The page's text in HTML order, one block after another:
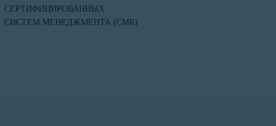
СЕРТИФИЦИРОВАННЫХ
СИСТЕМ МЕНЕДЖМЕНТА (СМК)